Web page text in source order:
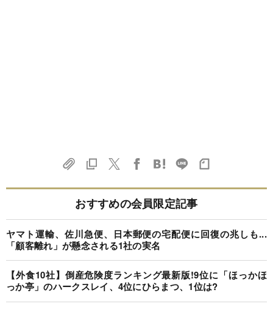
おすすめの会員限定記事
ヤマト運輸、佐川急便、日本郵便の宅配便に回復の兆しも...
「顧客離れ」が懸念される1社の実名
【外食10社】倒産危険度ランキング最新版!9位に「ほっかほ
っか亭」のハークスレイ、4位にひらまつ、1位は?